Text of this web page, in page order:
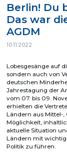
Berlin! Du
Das war
AGDM
10.11.2022
Lobesgesänge auf
sondern auch von
deutschen
Jahrestagung der
vom 07. bis 09.
erhielten die
Ländern aus Mittel-
Möglichkeit,
aktuelle Situation
Ländern mit
Politik zu führen.